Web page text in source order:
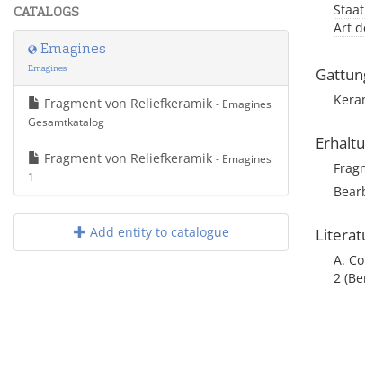
CATALOGS
Emagines
Emagines
Fragment von Reliefkeramik - Emagines
Gesamtkatalog
Fragment von Reliefkeramik - Emagines
1
Add entity to catalogue
Art
A.
2